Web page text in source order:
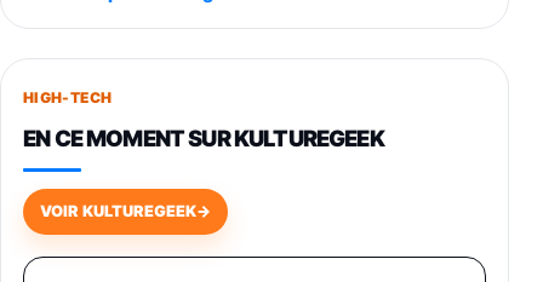
Smartphone SAMSUNG Galaxy S26+ Violet
749,99€
648,63€834,71€
Samsung Galaxy Miracle Ultra, Smartphone
HIGH-TECH
EN CE MOMENT SUR KULTUREGEEK
VOIR KULTUREGEEK→